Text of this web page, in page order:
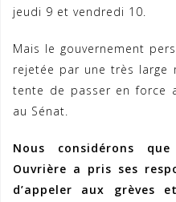
jeudi 9 et vendredi 10.
Mais le gouvernement
rejetée par une très
tente de passer en force
au Sénat.
Nous considérons
Ouvrière a pris ses
d’appeler aux grèves